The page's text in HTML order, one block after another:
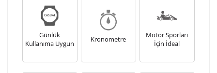
Günlük
Kullanıma Uygun
Kronometre
Motor Sporları
İçin İdeal